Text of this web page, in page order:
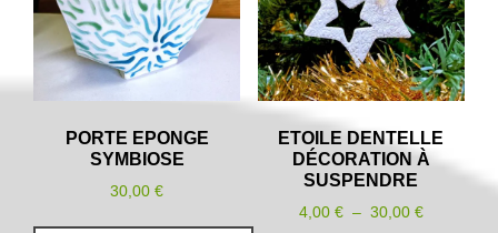
PORTE EPONGE
SYMBIOSE
30,00€
ETOILE DENTELLE
DÉCORATION À
SUSPENDRE
4,00 € – 30,00 €Plage